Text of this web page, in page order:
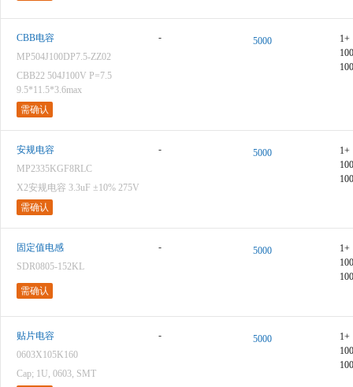
CBB电容
MP504J100DP7.5-ZZ02
CBB22 504J100V P=7.5
9.5*11.5*3.6max
需确认
- 5000
1+
安规电容
MP2335KGF8RLC
X2安规电容 3.3uF ±10% 275V
需确认
- 5000
1+
固定值电感
SDR0805-152KL
需确认
- 5000
1+
贴片电容
0603X105K160
Cap; 1U, 0603, SMT
- 5000
1+